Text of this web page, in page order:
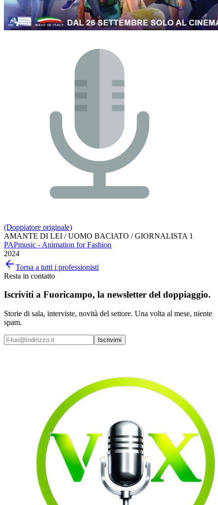
(Doppiatore originale)
AMANTE DI LEI / UOMO BACIATO / GIORNALISTA 1
PAPmusic - Animation for Fashion
2024
Torna a tutti i professionisti
Resta in contatto
Iscriviti a Fuoricampo, la newsletter del doppiaggio.
Storie di sala, interviste, novità del settore. Una volta al mese, niente
spam.
Iscrivimi